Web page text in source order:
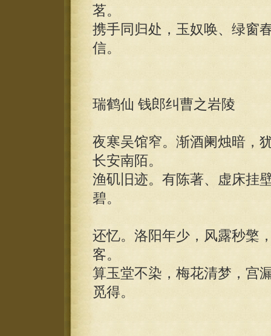
茗。
携手同归处，玉奴唤、绿窗
信。
瑞鹤仙 钱郎纠曹之岩陵
夜寒吴馆窄。渐酒阑烛暗，
长安南陌。
渔矶旧迹。有陈著、虚床挂
碧。
还忆。洛阳年少，风露秒檠
客。
算玉堂不染，梅花清梦，宫
觅得。